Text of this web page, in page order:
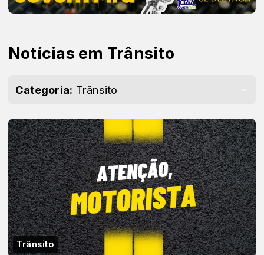
Notícias em Trânsito
Categoria: Trânsito
Trânsito